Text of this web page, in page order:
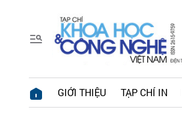
GIỚI THIỆU TẠP CHÍ IN